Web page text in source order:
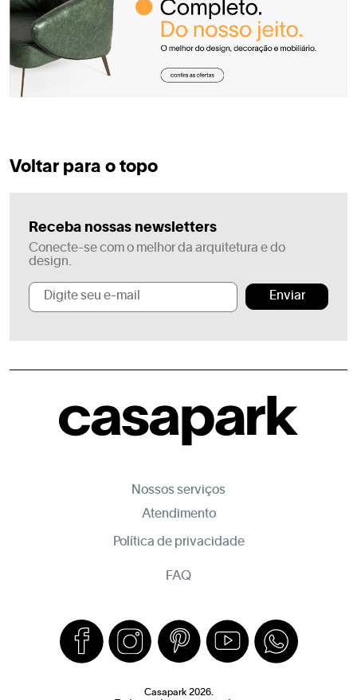
Voltar para o topo
Receba nossas newsletters
Conecte-se com o melhor da arquitetura e do
design.
Enviar
Nossos serviços
Atendimento
Política de privacidade
FAQ
Casapark 2026.